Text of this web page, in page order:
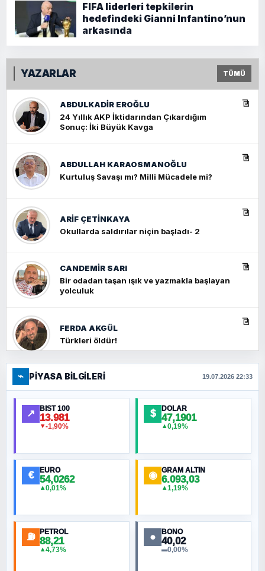
FIFA liderleri tepkilerin
hedefindeki Gianni Infantino’nun
arkasında
YAZARLAR TÜMÜ
ABDULKADIR EROĞLU
24 Yıllık AKP İktidarından Çıkardığım
Sonuç: İki Büyük Kavga
ABDULLAH KARAOSMANOĞLU
Kurtuluş Savaşı mı? Milli Mücadele mi?
ARIF ÇETİNKAYA
Okullarda saldırılar niçin başladı- 2
CANDEMIR SARI
Bir odadan taşan ışık ve yazmakla başlayan
yolculuk
FERDA AKGÜL
Türkleri öldür!
FERHAT BÜYÜKKALKAN
Ankara Zirvesi: NATO Toplantısı mı, Yeni
Ortadoğu Haritasının Provası mı?
MURAT ÖZKAN
NURETTIN BÖLÜK
⌁ PIYASA BILGILERI 19.07.2026 22:33
↗ BIST 100
13.981
▼-1,90%
$ DOLAR
47,1901
▲0,19%
€ EURO
54,0262
▲0,01%
◉ GRAM ALTIN
6.093,03
▲1,19%
⛽ PETROL
88,21
▲4,73%
● BONO
40,02
▬0,00%